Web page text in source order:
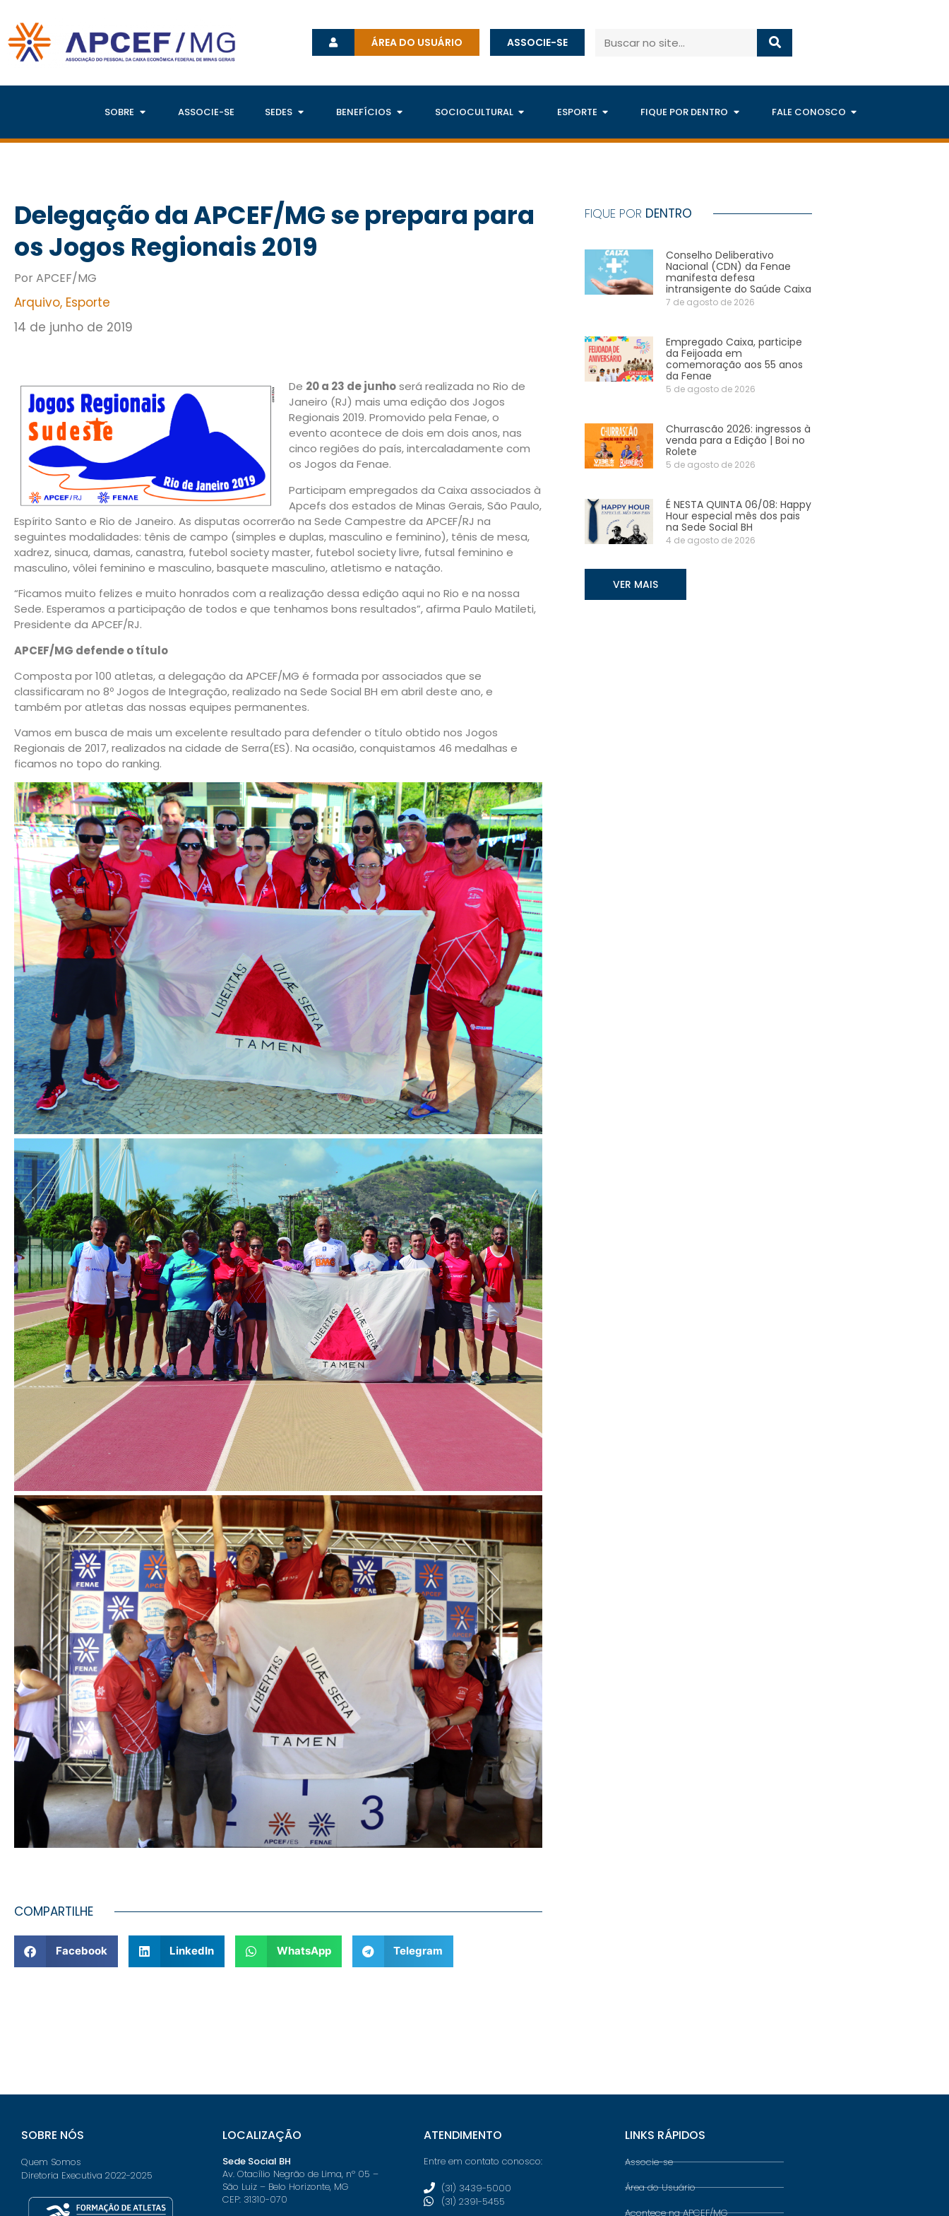
ÁREA DO USUÁRIO ASSOCIE-SE
SOBRE ASSOCIE-SE SEDES BENEFÍCIOS SOCIOCULTURAL ESPORTE FIQUE POR DENTRO FALE CONOSCO
Delegação da APCEF/MG se prepara para
os Jogos Regionais 2019
Por APCEF/MG
Arquivo, Esporte
14 de junho de 2019
De 20 a 23 de junhoserá realizada no Rio de
Janeiro (RJ) mais uma edição dos Jogos
Regionais 2019. Promovido pela Fenae, o
evento acontece de dois em dois anos, nas
cinco regiões do país, intercaladamente com
os Jogos da Fenae.
Participam empregados da Caixa associados à
Apcefs dos estados de Minas Gerais, São Paulo,
Espírito Santo e Rio de Janeiro. As disputas ocorrerão na Sede Campestre da APCEF/RJ na
seguintes modalidades: tênis de campo (simples e duplas, masculino e feminino), tênis de mesa,
xadrez, sinuca, damas, canastra, futebol society master, futebol society livre, futsal feminino e
masculino, vôlei feminino e masculino, basquete masculino, atletismo e natação.
“Ficamos muito felizes e muito honrados com a realização dessa edição aqui no Rio e na nossa
Sede. Esperamos a participação de todos e que tenhamos bons resultados”, afirma Paulo Matileti,
Presidente da APCEF/RJ.
APCEF/MG defende o título
Composta por 100 atletas, a delegação da APCEF/MG é formada por associados que se
classificaram no 8º Jogos de Integração, realizado na Sede Social BH em abril deste ano, e
também por atletas das nossas equipes permanentes.
Vamos em busca de mais um excelente resultado para defender o título obtido nos Jogos
Regionais de 2017, realizados na cidade de Serra(ES). Na ocasião, conquistamos 46 medalhas e
ficamos no topo do ranking.
COMPARTILHE
Facebook LinkedIn WhatsApp Telegram
FIQUE POR DENTRO
Conselho Deliberativo
Nacional (CDN) da Fenae
manifesta defesa
intransigente do Saúde Caixa
7 de agosto de 2026
Empregado Caixa, participe
da Feijoada em
comemoração aos 55 anos
da Fenae
5 de agosto de 2026
Churrascão 2026: ingressos à
venda para a Edição | Boi no
Rolete
5 de agosto de 2026
É NESTA QUINTA 06/08: Happy
Hour especial mês dos pais
na Sede Social BH
4 de agosto de 2026
VER MAIS
SOBRE NÓS
Quem Somos
Diretoria Executiva 2022-2025
LOCALIZAÇÃO
Sede Social BH
Av. Otacílio Negrão de Lima, nº 05 –
São Luiz – Belo Horizonte, MG
CEP: 31310-070
ATENDIMENTO
Entre em contato conosco:
(31) 3439-5000
(31) 2391-5455
LINKS RÁPIDOS
Associe-se
Área do Usuário
Acontece na APCEF/MG